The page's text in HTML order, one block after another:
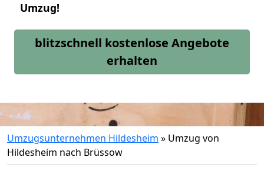
Umzug!
blitzschnell kostenlose Angebote
erhalten
Umzugsunternehmen Hildesheim » Umzug von
Hildesheim nach Brüssow